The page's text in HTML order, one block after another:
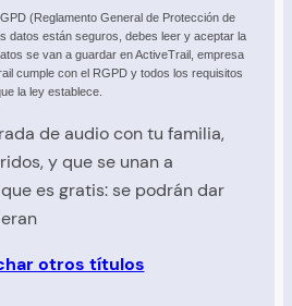
(Reglamento General de Protección de
datos están seguros, debes leer y aceptar la
se van a guardar en ActiveTrail, empresa
cumple con el RGPD y todos los requisitos
la ley establece.
de audio con tu familia,
y que se unan a
que es gratis: se podrán dar
otros títulos